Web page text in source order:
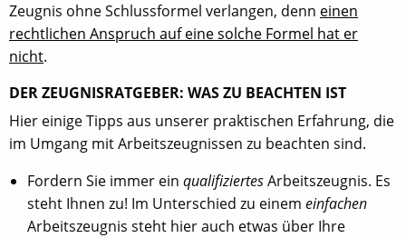
Zeugnis ohne Schlussformel verlangen, denn einen
rechtlichen Anspruch auf eine solche Formel hat er
nicht.
DER ZEUGNISRATGEBER: WAS ZU BEACHTEN IST
Hier einige Tipps aus unserer praktischen Erfahrung, die
im Umgang mit Arbeitszeugnissen zu beachten sind.
Fordern Sie immer ein qualifiziertesArbeitszeugnis. Es
steht Ihnen zu! Im Unterschied zu einem einfachen
Arbeitszeugnis steht hier auch etwas über Ihre